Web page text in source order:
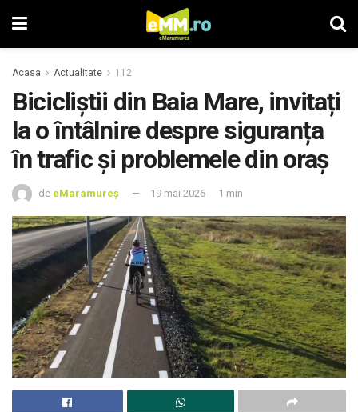
Acasa Actualitate 112
Bicicliștii din Baia Mare, invitați
la o întâlnire despre siguranța
în trafic și problemele din oraș
de eMaramureș 19 mai 2026 1 min